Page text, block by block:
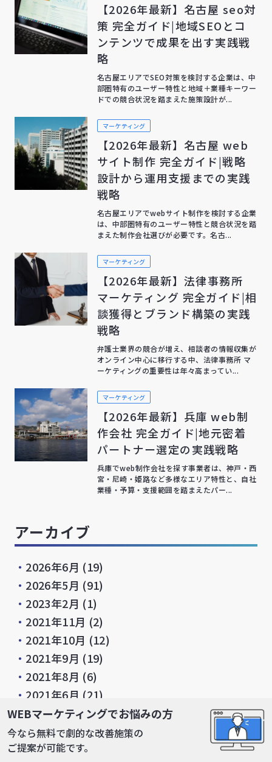
【2026年最新】名古屋 seo対
策 完全ガイド|地域SEOとコ
ンテンツで成果を出す実践戦
略
名古屋エリアでSEO対策を検討する企業は、中
部圏特有のユーザー特性と地域＋業種キーワー
ドでの競合状況を踏まえた施策設計が...
マーケティング
【2026年最新】名古屋 web
サイト制作 完全ガイド|戦略
設計から運用支援までの実践
戦略
名古屋エリアでwebサイト制作を検討する企業
は、中部圏特有のユーザー特性と競合状況を踏
まえた制作会社選びが必要です。名古...
マーケティング
【2026年最新】法律事務所
マーケティング 完全ガイド|相
談獲得とブランド構築の実践
戦略
弁護士業界の競合が増え、相談者の情報収集が
オンライン中心に移行する中、法律事務所 マ
ーケティングの重要性は年々高まってい...
マーケティング
【2026年最新】兵庫 web制
作会社 完全ガイド|地元密着
パートナー選定の実践戦略
兵庫でweb制作会社を探す事業者は、神戸・西
宮・尼崎・姫路など多様なエリア特性と、自社
業種・予算・支援範囲を踏まえたパー...
アーカイブ
・ 2026年6月 (19)
・ 2026年5月 (91)
・ 2023年2月 (1)
・ 2021年11月 (2)
・ 2021年10月 (12)
・ 2021年9月 (19)
・ 2021年8月 (6)
・ 2021年6月 (21)
・2021年5月(19)
・2021年4月(7)
・2021年3月(10)
WEBマーケティングでお悩みの方
今なら無料で劇的な改善施策の
ご提案が可能です。